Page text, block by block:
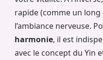
rapide (comme un
l’ambiance nerveuse.
harmonie, il est
avec le concept du Yin